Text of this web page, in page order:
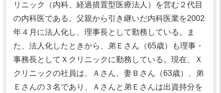
リニック（内科、経過措置型医療法人）を営む２代目
の内科医である。父親から引き継いだ内科医業を2002
年４月に法人化し、理事長として勤務している。ま
た、法人化したときから、弟Ｅさん（65歳）も理事・
事務長としてＸクリニックに勤務している。現在、Ｘ
クリニックの社員は、Ａさん、妻Ｂさん（63歳）、弟
Ｅさんの３名であり、Ａさんと弟Ｅさんは出資持分を